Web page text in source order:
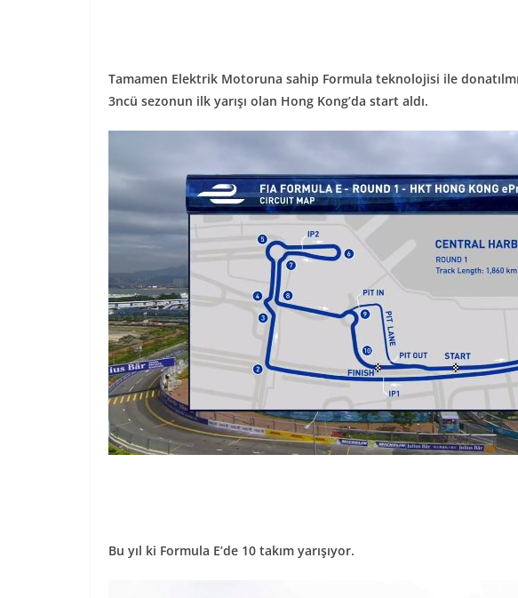
Tamamen Elektrik Motoruna sahip Formula teknolojisi ile
3ncü sezonun ilk yarışı olan Hong Kong’da start aldı.
Bu yıl ki Formula E’de 10 takım yarışıyor.